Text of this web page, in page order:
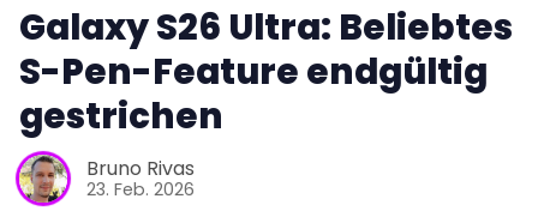
Galaxy S26 Ultra: Beliebtes
S-Pen-Feature endgültig
gestrichen
Bruno Rivas
23. Feb. 2026